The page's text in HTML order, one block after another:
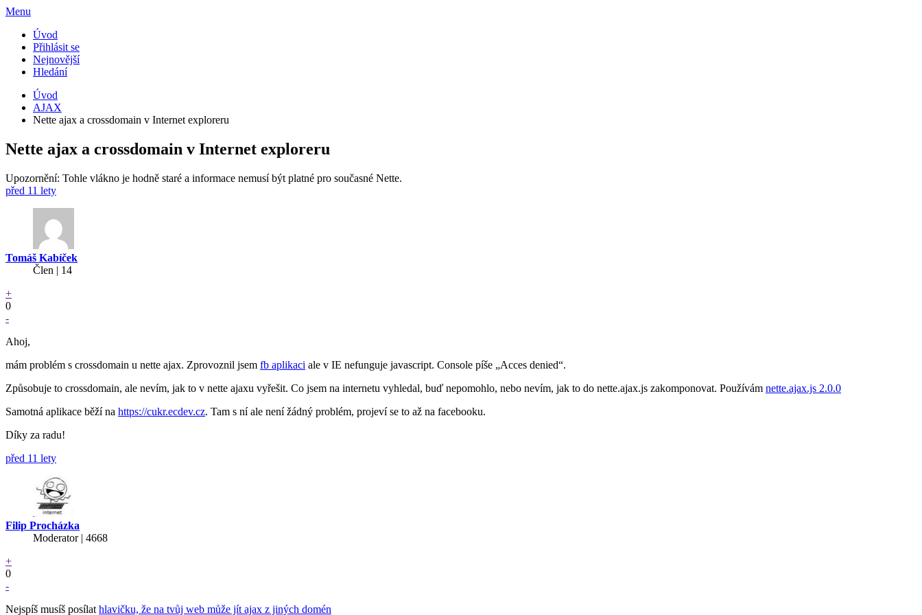
Menu
Úvod
Přihlásit se
Nejnovější
Hledání
Úvod
AJAX
Nette ajax a crossdomain v Internet exploreru
Nette ajax a crossdomain v Internet exploreru
Upozornění: Tohle vlákno je hodně staré a informace nemusí být platné pro současné Nette.
před 11 lety
Tomáš Kabíček
Člen | 14
+
0
-
Ahoj,
mám problém s crossdomain u nette ajax. Zprovoznil jsem fb aplikaci ale v IE nefunguje javascript. Console píše „Acces denied“.
Způsobuje to crossdomain, ale nevím, jak to v nette ajaxu vyřešit. Co jsem na internetu vyhledal, buď nepomohlo, nebo nevím, jak to do nette.ajax.js zakomponovat. Používám nette.ajax.js 2.0.0
Samotná aplikace běží na https://cukr.ecdev.cz. Tam s ní ale není žádný problém, projeví se to až na facebooku.
Díky za radu!
před 11 lety
Filip Procházka
Moderator | 4668
+
0
-
Nejspíš musíš posílat hlavičku, že na tvůj web může jít ajax z jiných domén